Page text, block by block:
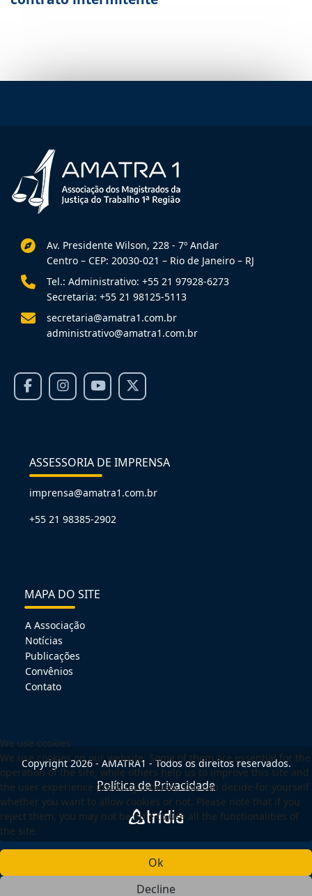
Av. Presidente Wilson, 228 - 7º Andar
Centro – CEP: 20030-021 – Rio de Janeiro – RJ
Tel.: Administrativo: +55 21 97928-6273
Secretaria: +55 21 98125-5113
secretaria@amatra1.com.br
administrativo@amatra1.com.br
ASSESSORIA DE IMPRENSA
imprensa@amatra1.com.br
+55 21 98385-2902
MAPA DO SITE
A Associação
Notícias
Publicações
Convênios
Contato
Copyright 2026 - AMATRA1 - Todos os direitos reservados.
Política de Privacidade
We use cookies
We use cookies on our website. Some of them are essential for the
operation of the site, while others help us to improve this site and
the user experience (tracking cookies). You can decide for yourself
whether you want to allow cookies or not. Please note that if you
reject them, you may not be able to use all the functionalities of
the site.
Ok
Decline